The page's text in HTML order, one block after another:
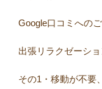
Google口コミへの
出張リラクゼーシ
その1・移動が不要